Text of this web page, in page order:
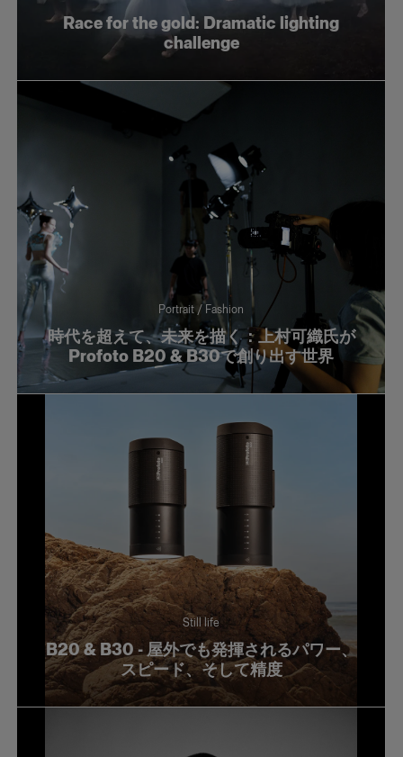
Race for the gold: Dramatic lighting
challenge
Portrait / Fashion
時代を超えて、未来を描く：上村可織氏が
Profoto B20 & B30で創り出す世界
Still life
B20 & B30 - 屋外でも発揮されるパワー、
スピード、そして精度